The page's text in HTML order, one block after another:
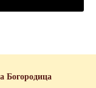
Богородица